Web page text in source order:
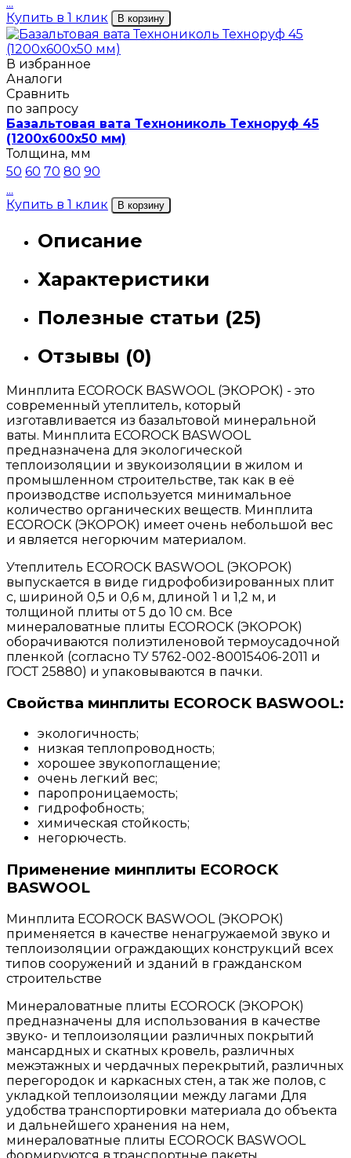
...
Купить в 1 клик
В корзину
В избранное
Аналоги
Сравнить
по запросу
Базальтовая вата Технониколь Техноруф 45
(1200х600х50 мм)
Толщина, мм
50 60 70 80 90
...
Купить в 1 клик
В корзину
Описание
Характеристики
Полезные статьи (25)
Отзывы (0)
Минплита ECOROCK BASWOOL (ЭКОРОК) - это
современный утеплитель, который
изготавливается из базальтовой минеральной
ваты. Минплита ECOROCK BASWOOL
предназначена для экологической
теплоизоляции и звукоизоляции в жилом и
промышленном строительстве, так как в её
производстве используется минимальное
количество органических веществ. Минплита
ECOROCK (ЭКОРОК) имеет очень небольшой вес
и является негорючим материалом.
Утеплитель ECOROCK BASWOOL (ЭКОРОК)
выпускается в виде гидрофобизированных плит
с, шириной 0,5 и 0,6 м, длиной 1 и 1,2 м, и
толщиной плиты от 5 до 10 см. Все
минераловатные плиты ECOROCK (ЭКОРОК)
оборачиваются полиэтиленовой термоусадочной
пленкой (согласно ТУ 5762-002-80015406-2011 и
ГОСТ 25880) и упаковываются в пачки.
Свойства минплиты ECOROCK BASWOOL:
экологичность;
низкая теплопроводность;
хорошее звукопоглащение;
очень легкий вес;
паропроницаемость;
гидрофобность;
химическая стойкость;
негорючесть.
Применение минплиты ECOROCK
BASWOOL
Минплита ECOROCK BASWOOL (ЭКОРОК)
применяется в качестве ненагружаемой звуко и
теплоизоляции ограждающих конструкций всех
типов сооружений и зданий в гражданском
строительстве
Минераловатные плиты ECOROCK (ЭКОРОК)
предназначены для использования в качестве
звуко- и теплоизоляции различных покрытий
мансардных и скатных кровель, различных
межэтажных и чердачных перекрытий, различных
перегородок и каркасных стен, а так же полов, с
укладкой теплоизоляции между лагами Для
удобства транспортировки материала до объекта
и дальнейшего хранения на нем,
минераловатные плиты ECOROCK BASWOOL